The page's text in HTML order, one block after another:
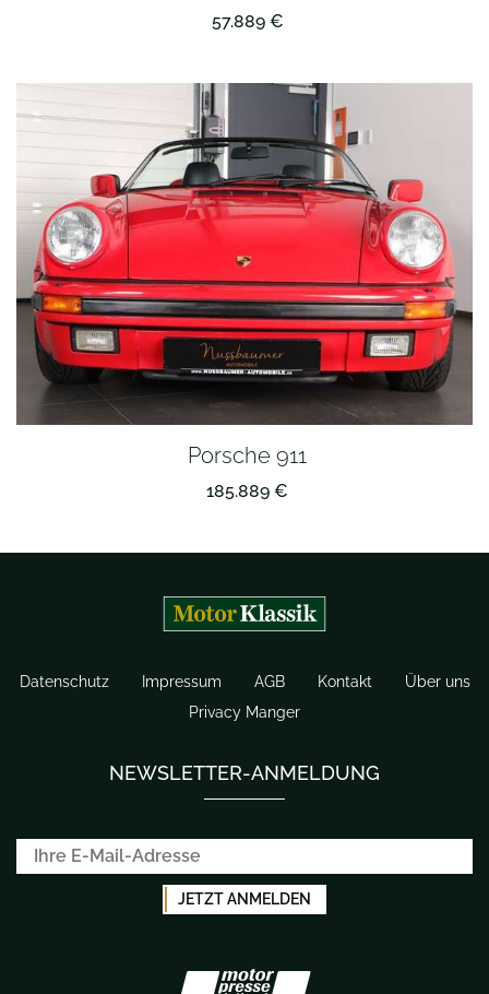
57.889 €
Porsche 911
185.889 €
Datenschutz Impressum AGB Kontakt
Über uns
Privacy Manger
NEWSLETTER-ANMELDUNG